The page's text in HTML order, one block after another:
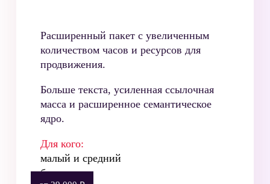
Расширенный пакет с увеличенным
количеством часов и ресурсов для
продвижения.
Больше текста, усиленная ссылочная
масса и расширенное семантическое
ядро.
Для кого:
малый и средний
бизнес